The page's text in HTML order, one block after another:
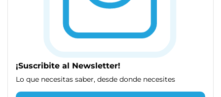
¡Suscribite al Newsletter!
Lo que necesitas saber, desde donde necesites